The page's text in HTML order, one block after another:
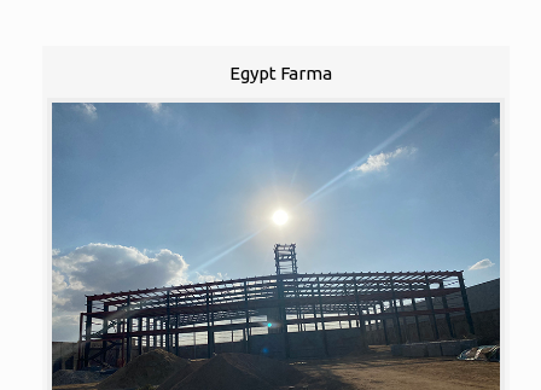
Egypt Farma